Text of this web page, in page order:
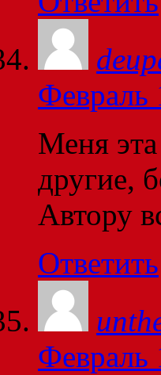
Февраль
Меня эта
другие,
Автору
Ответить
Февраль